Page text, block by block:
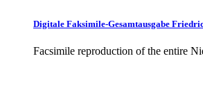
Digitale Faksimile-Gesamtausgabe
Facsimile reproduction of the entire